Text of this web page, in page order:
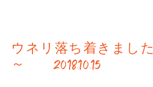
ウネリ落ち着きました
～ 2018.10.15